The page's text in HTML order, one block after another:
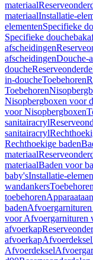
materiaal
materiaalInstallatie-
elementenSpecifieke
Specifieke
afscheidingen
afscheidingenDouche-
douche
in-doucheToebehoren
Toebehoren
Nisopbergboxen voor
voor Nisopbergboxen
sanitairacryl
sanitairacryl
Rechthoekige baden
materiaal
materiaalBaden voor
baby'sInstallatie-
wandankersToebehoren
toebehoren
baden
voor Afvoergarnituren
afvoerkap
afvoerkapAfvoerdeksel
Afvoerdeksel